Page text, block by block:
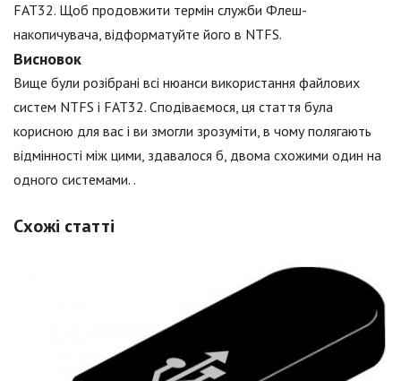
FAT32. Щоб продовжити термін служби Флеш-
накопичувача, відформатуйте його в NTFS.
Висновок
Вище були розібрані всі нюанси використання файлових
систем NTFS і FAT32. Сподіваємося, ця стаття була
корисною для вас і ви змогли зрозуміти, в чому полягають
відмінності між цими, здавалося б, двома схожими один на
одного системами. .
Схожі статті